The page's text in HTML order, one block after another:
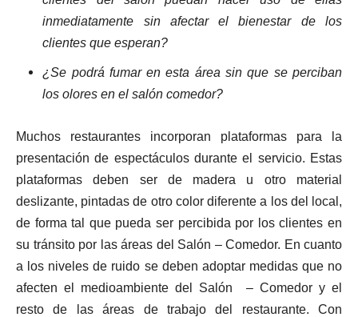
inmediatamente sin afectar el bienestar de los
clientes que esperan?
¿Se podrá fumar en esta área sin que se perciban
los olores en el salón comedor?
Muchos restaurantes incorporan plataformas para la
presentación de espectáculos durante el servicio. Estas
plataformas deben ser de madera u otro material
deslizante, pintadas de otro color diferente a los del local,
de forma tal que pueda ser percibida por los clientes en
su tránsito por las áreas del Salón – Comedor. En cuanto
a los niveles de ruido se deben adoptar medidas que no
afecten el medioambiente del Salón – Comedor y el
resto de las áreas de trabajo del restaurante. Con